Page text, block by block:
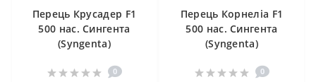
Перець Крусадер F1
500 нас. Сингента
(Syngenta)
0
Перець Корнеліа F1
500 нас. Сингента
(Syngenta)
0